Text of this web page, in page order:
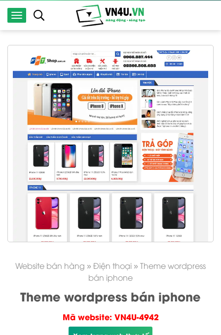
Website bán hàng » Điện thoại » Theme wordpress
bán iphone
Theme wordpress bán iphone
Mã website: VN4U-4942